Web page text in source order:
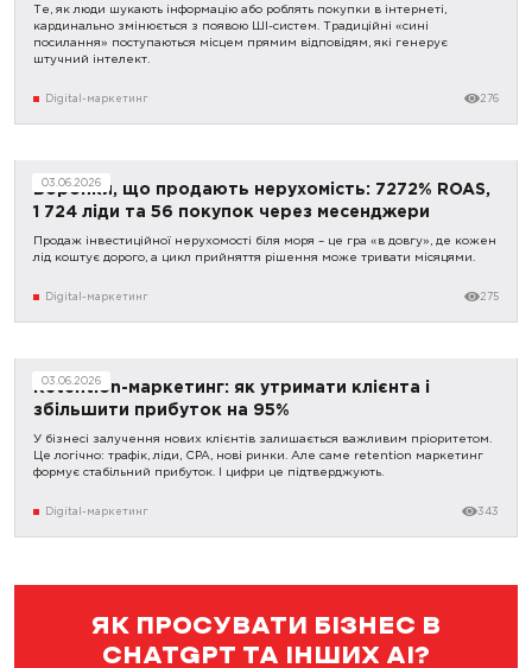
Те, як люди шукають інформацію або роблять покупки в інтернеті,
кардинально змінюється з появою ШІ-систем. Традиційні «сині
посилання» поступаються місцем прямим відповідям, які генерує
штучний інтелект.
Digital-маркетинг 276
03.06.2026
Воронки, що продають нерухомість: 7272% ROAS,
1 724 ліди та 56 покупок через месенджери
Продаж інвестиційної нерухомості біля моря – це гра «в довгу», де кожен
лід коштує дорого, а цикл прийняття рішення може тривати місяцями.
Digital-маркетинг 275
03.06.2026
Retention-маркетинг: як утримати клієнта і
збільшити прибуток на 95%
У бізнесі залучення нових клієнтів залишається важливим пріоритетом.
Це логічно: трафік, ліди, CPA, нові ринки. Але саме retention маркетинг
формує стабільний прибуток. І цифри це підтверджують.
Digital-маркетинг 343
ЯК ПРОСУВАТИ БІЗНЕС В
CHATGPT ТА ІНШИХ AI?